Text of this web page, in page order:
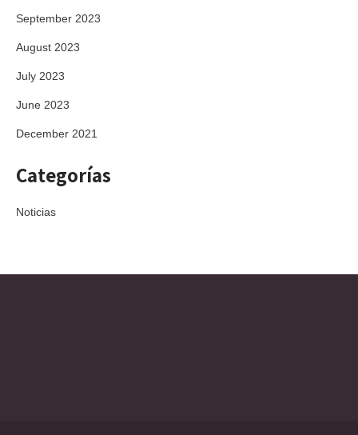
September 2023
August 2023
July 2023
June 2023
December 2021
Categorías
Noticias